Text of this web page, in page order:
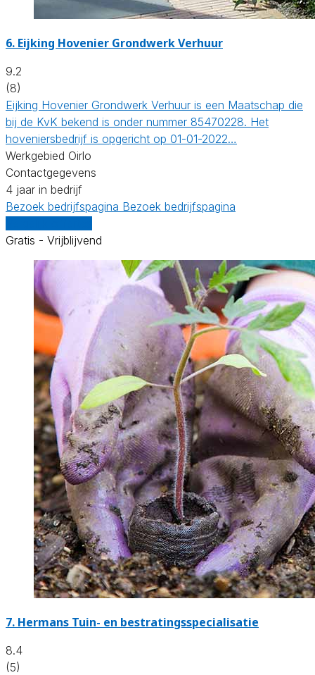
6. Eijking Hovenier Grondwerk Verhuur
9.2
(8)
Eijking Hovenier Grondwerk Verhuur is een Maatschap die
bij de KvK bekend is onder nummer 85470228. Het
hoveniersbedrijf is opgericht op 01-01-2022…
Werkgebied Oirlo
Contactgegevens
4 jaar in bedrijf
Bezoek bedrijfspagina Bezoek bedrijfspagina
Gratis - Vrijblijvend
7. Hermans Tuin- en bestratingsspecialisatie
8.4
(5)